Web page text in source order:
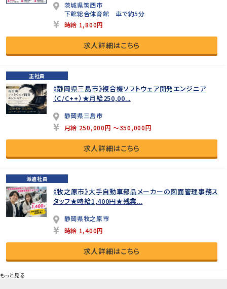
茨城県筑西市
下館総合体育館 車で約5分
時給 1,800円
求人詳細はこちら
正社員
《静岡県三島市》複合機ソフトウェア開発エンジニア
（C/C++）★月給250,00...
静岡県三島市
月給 250,000円 ～350,000円
求人詳細はこちら
派遣社員
《牧之原市》大手自動車部品メーカーの図面管理事務ス
タッフ★時給1,400円★残業...
静岡県牧之原市
時給 1,400円
求人詳細はこちら
もっと見る